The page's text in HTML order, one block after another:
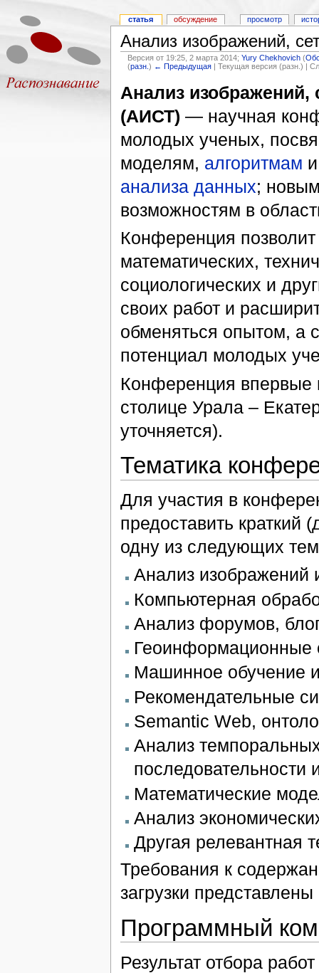
Анализ изображений,
Версия от 19:25, 2 марта 2014;Yury Chekhovich (
(разн.) ← Предыдущая | Текущая версия (разн.) |
Анализ изображений,
(АИСТ) — научная
молодых ученых,
моделям, алгоритмам
анализа данных;
возможностям в
Конференция
математических,
социологических и
своих работ и
обменяться опытом, а
потенциал молодых
Конференция впервые
столице Урала –
уточняется).
Тематика
Для участия в
предоставить краткий
одну из следующих
Анализ изображений
Компьютерная
Анализ форумов,
Геоинформационные
Машинное обучение
Рекомендательные
Semantic Web,
Анализ
последовательности
Математические
Анализ
Другая релевантная
Требования к
загрузки
Программный
Результат отбора
статья обсуждение просмотр